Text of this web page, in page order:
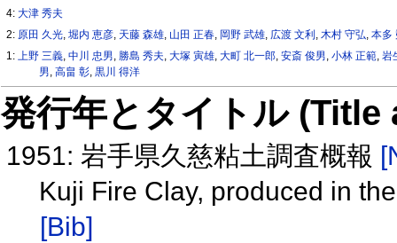
4:大津 秀夫
2: 原田 久光,堀内 恵彦, 天藤 森雄, 山田 正春, 岡野 武雄, 広渡 文利 ,木村 守弘,本多
1:上野 三義,中川 忠男, 勝島 秀夫,大塚 寅雄,大町 北一郎,安斎 俊男,小林 正範,岩
男, 高畠 彰, 黒川 得洋
発行年とタイトル
1951: 岩手県久慈粘土調査概報
Kuji Fire Clay, produced in
[Bib]